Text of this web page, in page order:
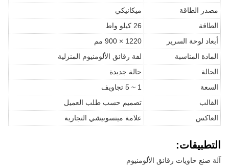
مصدر الطاقة
ميكانيكي
الطاقة
26 كيلو واط
أبعاد لوحة السرير
1220 × 900 مم
المادة المناسبة
لفة رقائق الألومنيوم المنزلية
الحالة
حالة جديدة
السعة
1 ~ 5 تجاويف
القالب
تصميم حسب طلب العميل
العاكس
علامة ميتسوبيشي التجارية
التطبيقات:
آلة صنع حاويات رقائق الألومنيوم